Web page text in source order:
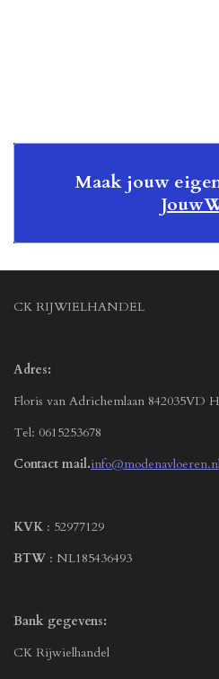
Maak jouw
CK RIJWIELHANDEL
Adres:
Floris van Adrichemlaan 842035VD
Tel: 0615253678
Contact mail.
KVK : 52977129
BTW : NL185436493
Bank gegevens:
CK Rijwielhandel